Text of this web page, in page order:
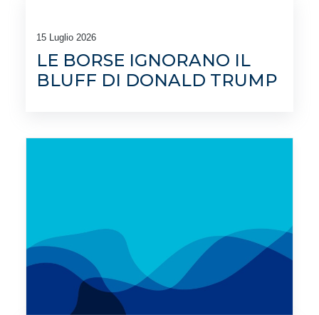
15 Luglio 2026
LE BORSE IGNORANO IL
BLUFF DI DONALD TRUMP